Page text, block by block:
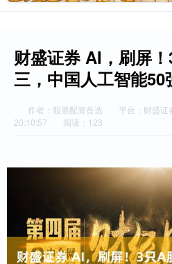
财盛证券 AI，刷屏
三，中国人工智能50
作者：股票配资首选 平台：财盛证
20:10:57
阅读：123